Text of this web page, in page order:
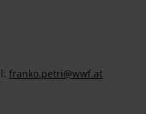
franko.petri@wwf.at